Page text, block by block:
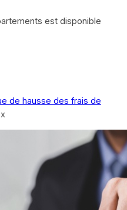
est disponible
de hausse des frais de